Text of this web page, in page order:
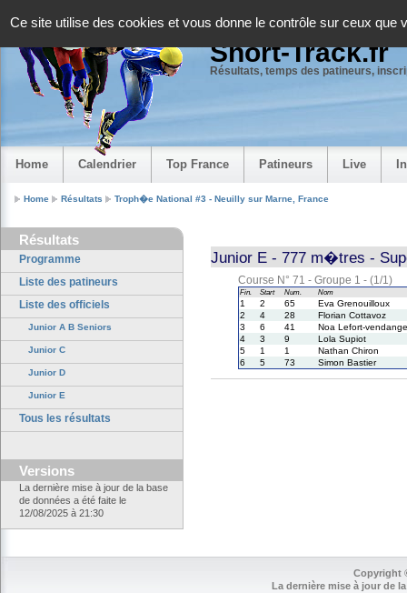
Ce site utilise des cookies et vous donne le contrôle sur ceux que
Short-Track.fr
Résultats, temps des patineurs,
Home Calendrier Top France Patineurs Live
Home Résultats Troph�e National #3 - Neuilly sur Marne, France
Résultats
Programme
Liste des patineurs
Liste des officiels
Junior A B Seniors
Junior C
Junior D
Junior E
Tous les résultats
Versions
La dernière mise à jour de la base
de données a été faite le
12/08/2025 à 21:30
Junior E - 777 m�tres -
Course N° 71 - Groupe 1 - (1/1)
Fin. Start Num. Nom
1 2 65
Eva Grenouilloux
2
4 28
Florian Cottavoz
3
6 41
Noa Lefort-vendange
4
3 9
Lola Supiot
5
1 1
Nathan Chiron
6
5 73 Simon Bastier
Copyright
La dernière mise à jour de